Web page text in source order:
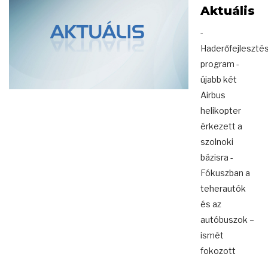
Aktuális
-
program -
újabb két
Airbus
helikopter
érkezett a
szolnoki
bázisra -
Fókuszban a
teherautók
és az
autóbuszok –
ismét
fokozott